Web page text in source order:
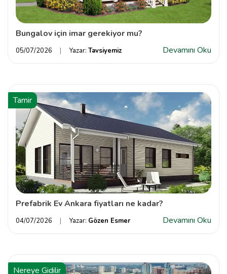
Bungalov için imar gerekiyor mu?
05/07/2026 Yazar: Tavsiyemiz Devamını Oku
Tamir
Prefabrik Ev Ankara fiyatları ne kadar?
04/07/2026 Yazar: Gözen Esmer Devamını Oku
Nereye Gidilir